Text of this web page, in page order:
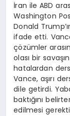
İran ile ABD
Washington
Donald
ifade etti.
çözümler
olası bir
hatalardan
Vance, aşırı
dile getirdi.
baktığını
edilmesi